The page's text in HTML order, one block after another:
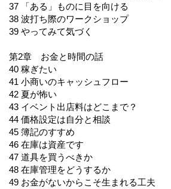
37 「ある」ものに目を向ける
38 波打ち際のワークショップ
39 やってみて気づく
第2章 お金と時間の話
40 稼ぎたい
41 小商いのキャッシュフロー
42 夏が怖い
43 イベント出店料はどこまで？
44 価格設定は自分と相談
45 簿記のすすめ
46 在庫は資産です
47 道具を買うべきか
48 在庫管理をどうするか
49 お金がないからこそ生まれる工夫